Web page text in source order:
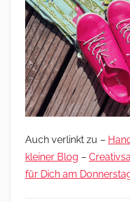
Auch verlinkt zu –
kleiner Blog –
für Dich am